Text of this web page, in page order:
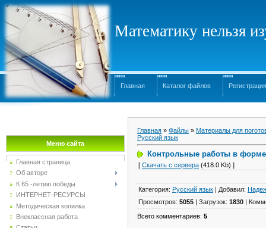
Математику нельзя
Главная Каталог файлов Регистрация
Меню сайта
Главная страница
Об авторе
К 65 -летию победы
ИНТЕРНЕТ-РЕСУРСЫ
Методическая копилка
Внеклассная работа
Главная » Файлы » Материалы для
Русский язык
Контрольные работы в
[ Скачать с сервера (418.0 Kb) ]
Категория: Русский язык | Добавил:
Просмотров: 5055 | Загрузок: 1830 |
Всего комментариев: 5